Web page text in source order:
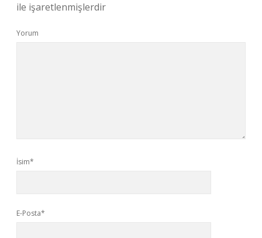
ile işaretlenmişlerdir
Yorum
İsim*
E-Posta*